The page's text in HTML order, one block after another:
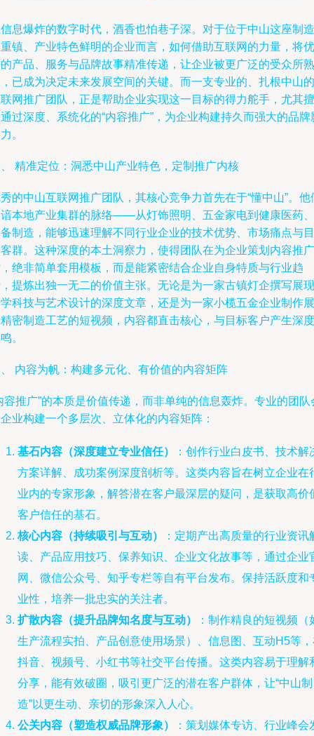
息爆炸的数字时代，酒香也怕巷子深。对于位于中山这座制造
镇、产业特色鲜明的企业而言，如何借助互联网的力量，将优
产品、服务与品牌故事精准传递，让企业被更广泛的受众所熟
已成为决定未来发展空间的关键。而一支专业的、扎根中山的
网推广团队，正是帮助企业实现这一目标的得力舵手，尤其擅
过深度、系统化的“内容推广”，为企业构建持久而强大的品牌
。
精准定位：洞悉中山产业特色，定制推广内核
的中山互联网推广团队，其核心竞争力首先在于“懂中山”。他
本地产业集群的脉络——从灯饰照明、五金家电到健康医药、
制造，能够迅速理解不同行业企业的技术优势、市场痛点与目
群。这种深度的本土洞察力，使得团队在为企业策划内容推广
绝非简单套用模板，而是能紧密结合企业自身特质与行业趋
提炼出独一无二的价值主张。无论是为一家古镇灯企撰写展现
科技与艺术设计的深度文章，还是为一家小榄五金企业制作展
密制造工艺的短视频，内容都直击核心，与目标客户产生深度
。
内容为帆：构建多元化、有价值的内容矩阵
容推广”的本质是价值传递，而非单纯的信息轰炸。专业的团队
业构建一个多层次、立体化的内容矩阵：
基石内容（深度建立专业信任）
：创作行业白皮书、技术解
方案详解、成功案例深度剖析等。这类内容旨在树立企业在
业内的专家形象，解答潜在客户最深层的疑问，是获取高价
客户信任的基石。
核心内容（持续吸引与互动）
：定期产出高质量的行业资讯
读、产品应用技巧、保养知识、企业文化故事等，通过企业
网、微信公众号、知乎专栏等自有平台发布。保持活跃度和
业性，培养一批忠实的关注者。
扩散内容（提升品牌知名度与互动）
：制作精良的短视频（
生产流程实拍、产品创意使用场景）、信息图、互动H5等
抖音、视频号、小红书等社交平台传播。这类内容易于理解
分享，能有效破圈，吸引更广泛的潜在客户群体，让“中山制
造”以更生动、亲切的形象深入人心。
公关内容（塑造权威品牌形象）
：策划媒体专访、行业峰会